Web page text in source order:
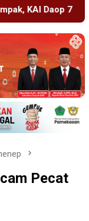
Layanan
Pecat